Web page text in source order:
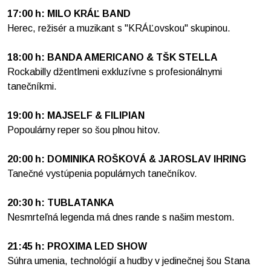
17:00 h: MILO KRÁĽ BAND
Herec, režisér a muzikant s "KRÁĽovskou" skupinou.
18:00 h: BANDA AMERICANO & TŠK STELLA
Rockabilly džentlmeni exkluzívne s profesionálnymi
tanečníkmi.
19:00 h: MAJSELF & FILIPIAN
Popoulárny reper so šou plnou hitov.
20:00 h: DOMINIKA ROŠKOVÁ & JAROSLAV IHRING
Tanečné vystúpenia populárnych tanečníkov.
20:30 h: TUBLATANKA
Nesmrteľná legenda má dnes rande s našim mestom.
21:45 h: PROXIMA LED SHOW
Súhra umenia, technológií a hudby v jedinečnej šou Stana